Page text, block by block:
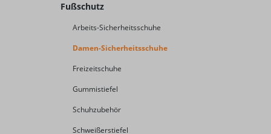
Fußschutz
Arbeits-Sicherheitsschuhe
Damen-Sicherheitsschuhe
Freizeitschuhe
Gummistiefel
Schuhzubehör
Schweißerstiefel